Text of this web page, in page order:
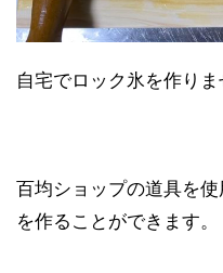
自宅でロック氷を作りま
百均ショップの道具を
を作ることができます。